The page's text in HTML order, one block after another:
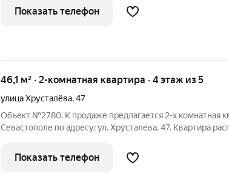
управление с компанией GARDEN PORTIER и получать
прогрессивный пассивный
Показать телефон
46,1 м² · 2-комнатная квартира · 4 этаж из 5
улица Хрусталёва,47
Объект №2780. К продаже предлагается 2-х комнатная
Севастополе по адресу: ул. Хрусталева, 47. Квартира
площадь квартиры составляет 46,2м, жилая площадь 27,9м
Смежные
Показать телефон